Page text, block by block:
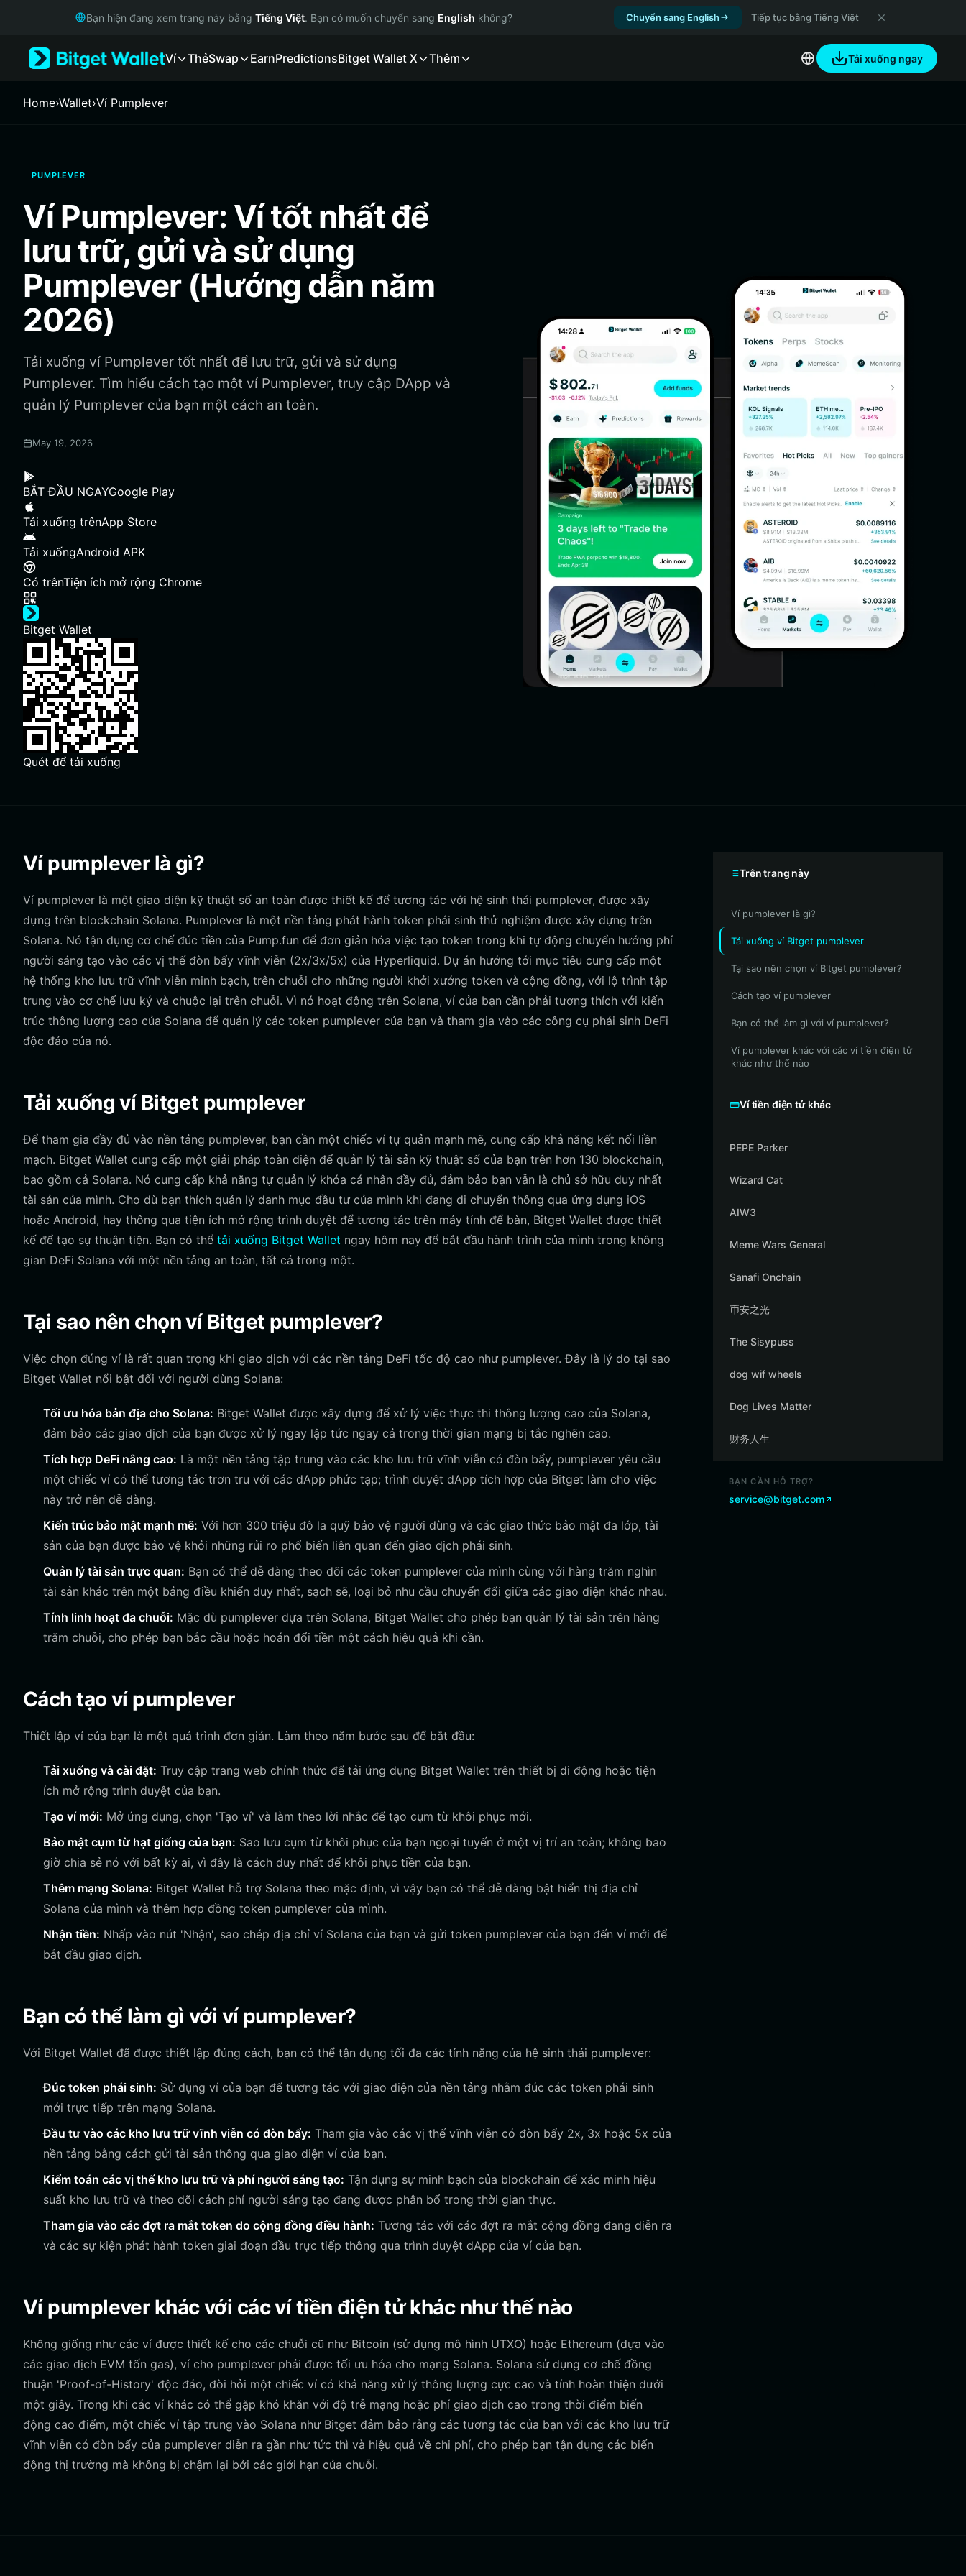
Русский
Italiano
繁體中文
Bahasa Indonesia
ภาษาไทย
Español
Português (Brasil)
Español (Argentina)
Bạn hiện đang xem trang này bằng Tiếng Việt. Bạn có muốn chuyển sang English không? Chuyển sang English Tiếp tục bằng Tiếng Việt
Ví ThẻSwap EarnPredictionsBitget Wallet X Thêm Tải xuống ngay
Home›Wallet›‌Ví Pumplever
PUMPLEVER
Ví Pumplever: Ví tốt nhất để
lưu trữ, gửi và sử dụng
Pumplever (Hướng dẫn năm
2026)
Tải xuống ví Pumplever tốt nhất để lưu trữ, gửi và sử dụng
Pumplever. Tìm hiểu cách tạo một ví Pumplever, truy cập DApp và
quản lý Pumplever của bạn một cách an toàn.
May 19, 2026
BẮT ĐẦU NGAYGoogle Play
Tải xuống trênApp Store
Tải xuốngAndroid APK
Có trênTiện ích mở rộng Chrome
Bitget Wallet
Quét để tải xuống
Ví pumplever là gì?
Ví pumplever là một giao diện kỹ thuật số an toàn được thiết kế để tương tác với hệ sinh thái pumplever, được xây
dựng trên blockchain Solana. Pumplever là một nền tảng phát hành token phái sinh thử nghiệm được xây dựng trên
Solana. Nó tận dụng cơ chế đúc tiền của Pump.fun để đơn giản hóa việc tạo token trong khi tự động chuyển hướng phí
người sáng tạo vào các vị thế đòn bẩy vĩnh viễn (2x/3x/5x) của Hyperliquid. Dự án hướng tới mục tiêu cung cấp một
hệ thống kho lưu trữ vĩnh viễn minh bạch, trên chuỗi cho những người khởi xướng token và cộng đồng, với lộ trình tập
trung vào cơ chế lưu ký và chuộc lại trên chuỗi. Vì nó hoạt động trên Solana, ví của bạn cần phải tương thích với kiến
trúc thông lượng cao của Solana để quản lý các token pumplever của bạn và tham gia vào các công cụ phái sinh DeFi
độc đáo của nó.
Tải xuống ví Bitget pumplever
Để tham gia đầy đủ vào nền tảng pumplever, bạn cần một chiếc ví tự quản mạnh mẽ, cung cấp khả năng kết nối liền
mạch. Bitget Wallet cung cấp một giải pháp toàn diện để quản lý tài sản kỹ thuật số của bạn trên hơn 130 blockchain,
bao gồm cả Solana. Nó cung cấp khả năng tự quản lý khóa cá nhân đầy đủ, đảm bảo bạn vẫn là chủ sở hữu duy nhất
tài sản của mình. Cho dù bạn thích quản lý danh mục đầu tư của mình khi đang di chuyển thông qua ứng dụng iOS
hoặc Android, hay thông qua tiện ích mở rộng trình duyệt để tương tác trên máy tính để bàn, Bitget Wallet được thiết
kế để tạo sự thuận tiện. Bạn có thể tải xuống Bitget Wallet ngay hôm nay để bắt đầu hành trình của mình trong không
gian DeFi Solana với một nền tảng an toàn, tất cả trong một.
Tại sao nên chọn ví Bitget pumplever?
Việc chọn đúng ví là rất quan trọng khi giao dịch với các nền tảng DeFi tốc độ cao như pumplever. Đây là lý do tại sao
Bitget Wallet nổi bật đối với người dùng Solana:
Tối ưu hóa bản địa cho Solana: Bitget Wallet được xây dựng để xử lý việc thực thi thông lượng cao của Solana,
đảm bảo các giao dịch của bạn được xử lý ngay lập tức ngay cả trong thời gian mạng bị tắc nghẽn cao.
Tích hợp DeFi nâng cao: Là một nền tảng tập trung vào các kho lưu trữ vĩnh viễn có đòn bẩy, pumplever yêu cầu
một chiếc ví có thể tương tác trơn tru với các dApp phức tạp; trình duyệt dApp tích hợp của Bitget làm cho việc
này trở nên dễ dàng.
Kiến trúc bảo mật mạnh mẽ: Với hơn 300 triệu đô la quỹ bảo vệ người dùng và các giao thức bảo mật đa lớp, tài
sản của bạn được bảo vệ khỏi những rủi ro phổ biến liên quan đến giao dịch phái sinh.
Quản lý tài sản trực quan: Bạn có thể dễ dàng theo dõi các token pumplever của mình cùng với hàng trăm nghìn
tài sản khác trên một bảng điều khiển duy nhất, sạch sẽ, loại bỏ nhu cầu chuyển đổi giữa các giao diện khác nhau.
Tính linh hoạt đa chuỗi: Mặc dù pumplever dựa trên Solana, Bitget Wallet cho phép bạn quản lý tài sản trên hàng
trăm chuỗi, cho phép bạn bắc cầu hoặc hoán đổi tiền một cách hiệu quả khi cần.
Cách tạo ví pumplever
Thiết lập ví của bạn là một quá trình đơn giản. Làm theo năm bước sau để bắt đầu:
Tải xuống và cài đặt: Truy cập trang web chính thức để tải ứng dụng Bitget Wallet trên thiết bị di động hoặc tiện
ích mở rộng trình duyệt của bạn.
Tạo ví mới: Mở ứng dụng, chọn 'Tạo ví' và làm theo lời nhắc để tạo cụm từ khôi phục mới.
Bảo mật cụm từ hạt giống của bạn: Sao lưu cụm từ khôi phục của bạn ngoại tuyến ở một vị trí an toàn; không bao
giờ chia sẻ nó với bất kỳ ai, vì đây là cách duy nhất để khôi phục tiền của bạn.
Thêm mạng Solana: Bitget Wallet hỗ trợ Solana theo mặc định, vì vậy bạn có thể dễ dàng bật hiển thị địa chỉ
Solana của mình và thêm hợp đồng token pumplever của mình.
Nhận tiền: Nhấp vào nút 'Nhận', sao chép địa chỉ ví Solana của bạn và gửi token pumplever của bạn đến ví mới để
bắt đầu giao dịch.
Bạn có thể làm gì với ví pumplever?
Với Bitget Wallet đã được thiết lập đúng cách, bạn có thể tận dụng tối đa các tính năng của hệ sinh thái pumplever:
Đúc token phái sinh: Sử dụng ví của bạn để tương tác với giao diện của nền tảng nhằm đúc các token phái sinh
mới trực tiếp trên mạng Solana.
Đầu tư vào các kho lưu trữ vĩnh viễn có đòn bẩy: Tham gia vào các vị thế vĩnh viễn có đòn bẩy 2x, 3x hoặc 5x của
nền tảng bằng cách gửi tài sản thông qua giao diện ví của bạn.
Kiểm toán các vị thế kho lưu trữ và phí người sáng tạo: Tận dụng sự minh bạch của blockchain để xác minh hiệu
suất kho lưu trữ và theo dõi cách phí người sáng tạo đang được phân bổ trong thời gian thực.
Tham gia vào các đợt ra mắt token do cộng đồng điều hành: Tương tác với các đợt ra mắt cộng đồng đang diễn ra
và các sự kiện phát hành token giai đoạn đầu trực tiếp thông qua trình duyệt dApp của ví của bạn.
Ví pumplever khác với các ví tiền điện tử khác như thế nào
Không giống như các ví được thiết kế cho các chuỗi cũ như Bitcoin (sử dụng mô hình UTXO) hoặc Ethereum (dựa vào
các giao dịch EVM tốn gas), ví cho pumplever phải được tối ưu hóa cho mạng Solana. Solana sử dụng cơ chế đồng
thuận 'Proof-of-History' độc đáo, đòi hỏi một chiếc ví có khả năng xử lý thông lượng cực cao và tính hoàn thiện dưới
một giây. Trong khi các ví khác có thể gặp khó khăn với độ trễ mạng hoặc phí giao dịch cao trong thời điểm biến
động cao điểm, một chiếc ví tập trung vào Solana như Bitget đảm bảo rằng các tương tác của bạn với các kho lưu trữ
vĩnh viễn có đòn bẩy của pumplever diễn ra gần như tức thì và hiệu quả về chi phí, cho phép bạn tận dụng các biến
động thị trường mà không bị chậm lại bởi các giới hạn của chuỗi.
Trên trang này
Ví pumplever là gì?
Tải xuống ví Bitget pumplever
Tại sao nên chọn ví Bitget pumplever?
Cách tạo ví pumplever
Bạn có thể làm gì với ví pumplever?
Ví pumplever khác với các ví tiền điện tử
khác như thế nào
Ví tiền điện tử khác
PEPE Parker
Wizard Cat
AIW3
Meme Wars General
Sanafi Onchain
币安之光
The Sisypuss
dog wif wheels
Dog Lives Matter
财务人生
BẠN CẦN HỖ TRỢ?
service@bitget.com